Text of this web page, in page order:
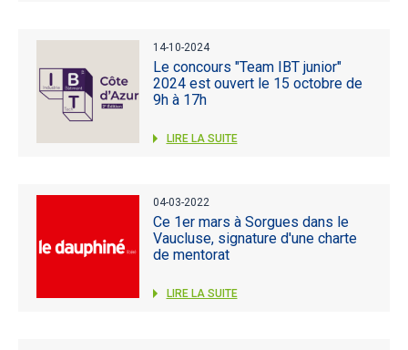
14-10-2024
Le concours "Team IBT junior"
2024 est ouvert le 15 octobre de
9h à 17h
LIRE LA SUITE
04-03-2022
Ce 1er mars à Sorgues dans le
Vaucluse, signature d'une charte
de mentorat
LIRE LA SUITE